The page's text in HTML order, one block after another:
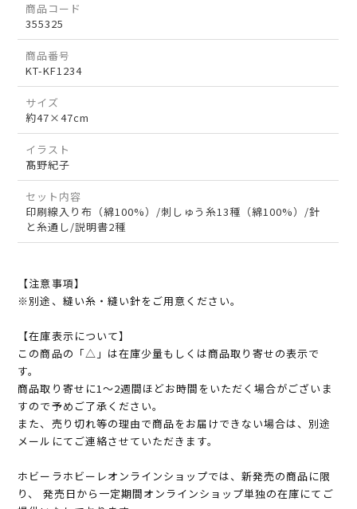
商品コード
355325
商品番号
KT-KF1234
サイズ
約47×47cm
イラスト
髙野紀子
セット内容
印刷線入り布（綿100%）/刺しゅう糸13種（綿100%）/針
と糸通し/説明書2種
【注意事項】
※別途、縫い糸・縫い針をご用意ください。
【在庫表示について】
この商品の「△」は在庫少量もしくは商品取り寄せの表示で
す。
商品取り寄せに1～2週間ほどお時間をいただく場合がございま
すので予めご了承ください。
また、売り切れ等の理由で商品をお届けできない場合は、別途
メールにてご連絡させていただきます。
ホビーラホビーレオンラインショップでは、新発売の商品に限
り、 発売日から一定期間オンラインショップ単独の在庫にてご